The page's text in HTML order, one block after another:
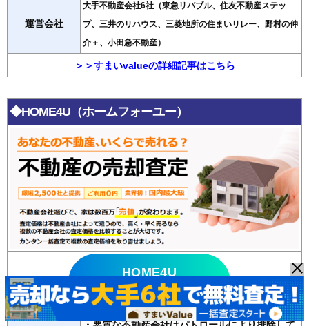
運営会社
大手不動産会社6社（東急リバブル、住友不動産ステッ
プ、三井のリハウス、三菱地所の住まいリレー、野村の仲
介＋、小田急不動産）
＞＞すまいvalueの詳細記事はこちら
◆HOME4U（ホームフォーユー）
HOME4U
無料査定はこちら >>